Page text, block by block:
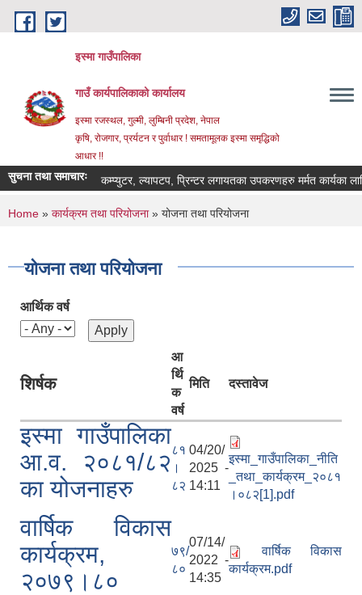
Skip to main content
इस्मा गाउँपालिका
गाउँ कार्यपालिकाको कार्यालय
इस्मा रजस्थल, गुल्मी, लुम्बिनी प्रदेश, नेपाल
कृषि, रोजगार, प्रर्यटन र पुर्वाधार ! समतामूलक इस्मा समृद्धिको
आधार !!
सुचना तथा समाचारःकम्प्युटर, ल्यापटप, प्रिन्टर लगायतका उपकरणहरु मर्मत कार्यका लागि
You are here
Home » कार्यक्रम तथा परियोजना» योजना तथा परियोजना
योजना तथा परियोजना
आर्थिक वर्ष
शिर्षक
आ
र्थि
क
वर्ष
मिति दस्तावेज
इस्मा गाउँपालिका
आ.व. २०८१/८२
का योजनाहरु
८१
।
८२
04/20/
2025 -
14:11
इस्मा_गाउँपालिका_नीति
_तथा_कार्यक्रम_२०८१
।०८२[1].pdf
वार्षिक विकास
कार्यक्रम,
२०७९।८०
७९/
८०
07/14/
2022 -
14:35
वार्षिक विकास
कार्यक्रम.pdf